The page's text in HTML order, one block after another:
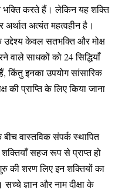
भक्ति करते हैं। लेकिन यह शक्ति
अत्यंत महत्वहीन है।
उद्देश्य केवल सतभक्ति और मोक्ष
वाले साधकों को 24 सिद्धियाँ
किंतु इनका उपयोग सांसारिक
की प्राप्ति के लिए किया जाना
वास्तविक संपर्क स्थापित
सहज रूप से प्राप्त हो
की शरण लिए इन शक्तियों का
ज्ञान और नाम दीक्षा के